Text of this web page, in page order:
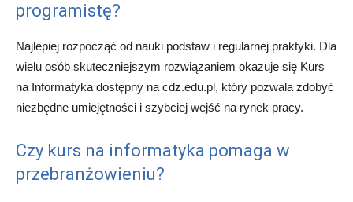
programistę?
Najlepiej rozpocząć od nauki podstaw i regularnej praktyki. Dla
wielu osób skuteczniejszym rozwiązaniem okazuje się Kurs
na Informatyka dostępny na cdz.edu.pl, który pozwala zdobyć
niezbędne umiejętności i szybciej wejść na rynek pracy.
Czy kurs na informatyka pomaga w
przebranżowieniu?